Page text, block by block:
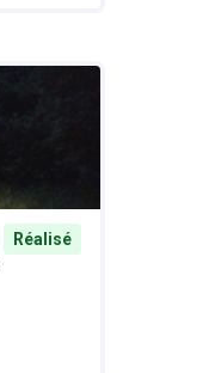
Réalisé